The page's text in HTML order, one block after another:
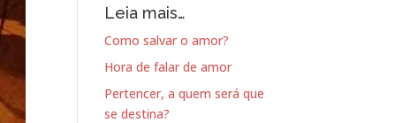
Leia mais…
Como salvar o amor?
Hora de falar de amor
Pertencer, a quem será que
se destina?